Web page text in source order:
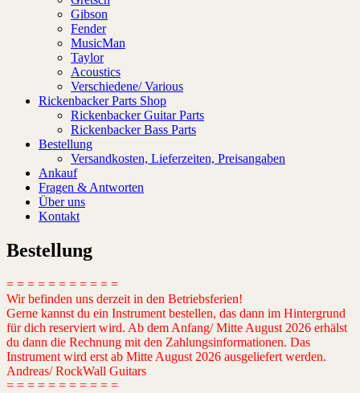
Gibson
Fender
MusicMan
Taylor
Acoustics
Verschiedene/ Various
Rickenbacker Parts Shop
Rickenbacker Guitar Parts
Rickenbacker Bass Parts
Bestellung
Versandkosten, Lieferzeiten, Preisangaben
Ankauf
Fragen & Antworten
Über uns
Kontakt
Bestellung
= = = = = = = = = = =
Wir befinden uns derzeit in den Betriebsferien!
Gerne kannst du ein Instrument bestellen, das dann im Hintergrund
für dich reserviert wird. Ab dem Anfang/ Mitte August 2026 erhälst
du dann die Rechnung mit den Zahlungsinformationen. Das
Instrument wird erst ab Mitte August 2026 ausgeliefert werden.
Andreas/ RockWall Guitars
= = = = = = = = = = =